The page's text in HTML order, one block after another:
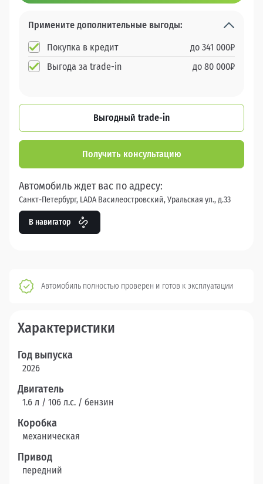
Примените дополнительные выгоды:
Покупка в кредит
до 341 000₽
Выгода за trade-in
до 80 000₽
Выгодный trade-in
Получить консультацию
Автомобиль ждет вас по адресу:
Санкт-Петербург, LADA Василеостровский, Уральская ул., д.33
В навигатор
Автомобиль полностью проверен и готов к эксплуатации
Характеристики
Год выпуска
2026
Двигатель
1.6 л / 106 л.c. / бензин
Коробка
механическая
Привод
передний